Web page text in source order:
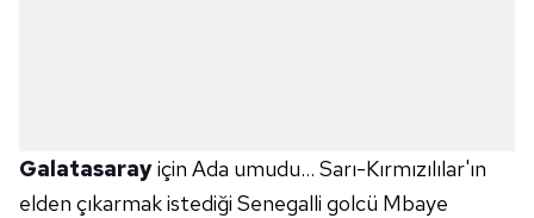
Galatasarayiçin Ada umudu… Sarı-Kırmızılılar'ın
elden çıkarmak istediği Senegalli golcü Mbaye